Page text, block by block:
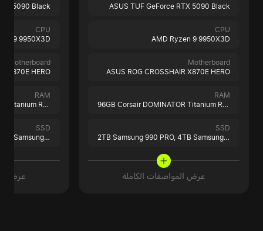
ASUS TUF GeForce RTX 5090 Black
CPU
AMD Ryzen 9 9950X3D
Motherboard
ASUS ROG CROSSHAIR X870E HERO
RAM
96GB Corsair DOMINATOR Titanium RGB Black
SSD
2TB Samsung 990 PRO, 4TB Samsung 990 PRO
عرض المواصفات الكاملة
5090 Black
CPU
9 9950X3D
Motherboard
X870E HERO
RAM
96GB Corsair DOMINATOR Titanium RGB Black
SSD
Samsung 990 PRO
عرض